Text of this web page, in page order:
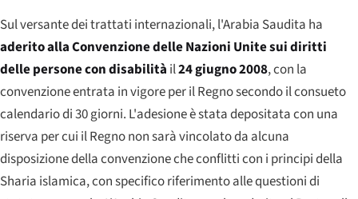
Sul versante dei trattati internazionali, l'Arabia Saudita ha
aderito alla Convenzione delle Nazioni Unite sui diritti
delle persone con disabilità il24 giugno 2008, con la
convenzione entrata in vigore per il Regno secondo il consueto
calendario di 30 giorni. L'adesione è stata depositata con una
riserva per cui il Regno non sarà vincolato da alcuna
disposizione della convenzione che conflitti con i principi della
Sharia islamica, con specifico riferimento alle questioni di